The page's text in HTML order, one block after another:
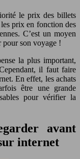
le prix des billets
prix en fonction des
C’est un moyen
pour son voyage !
la plus important,
il faut faire
En effet, les achats
être une grande
pour vérifier la
avant
internet